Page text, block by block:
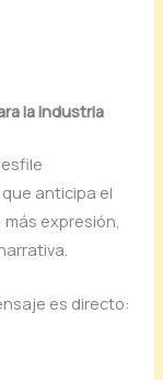
la industria
que anticipa el
expresión,
es directo: